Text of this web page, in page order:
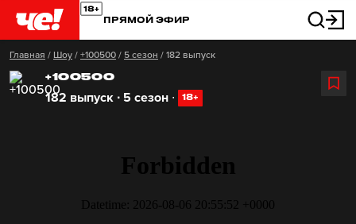
ПРЯМОЙ ЭФИР
Главная / Шоу / +100500 / 5 сезон / 182 выпуск
+100500
182 выпуск ∙ 5 сезон ∙ 18+